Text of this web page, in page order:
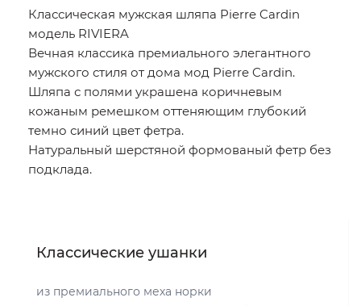
Классическая мужская шляпа Pierre Cardin
модель RIVIERA
Вечная классика премиального элегантного
мужского стиля от дома мод Pierre Cardin.
Шляпа с полями украшена коричневым
кожаным ремешком оттеняющим глубокий
темно синий цвет фетра.
Натуральный шерстяной формованый фетр без
подклада.
Классические ушанки
из премиального меха норки